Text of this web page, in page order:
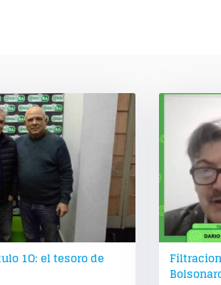
1O: el tesoro de